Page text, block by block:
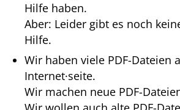
Hilfe haben.
Aber: Leider gibt es noch
Hilfe.
Wir haben viele PDF-Dateien
Internet·seite.
Wir machen neue PDF-